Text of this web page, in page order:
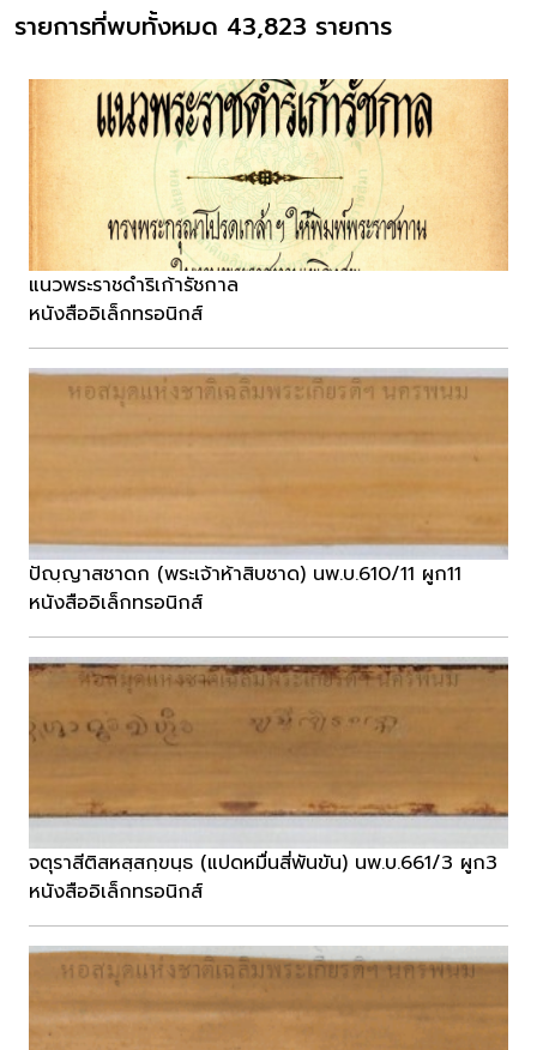
รายการที่พบทั้งหมด 43,823 รายการ
แนวพระราชดำริเก้ารัชกาล
หนังสืออิเล็กทรอนิกส์
ปัญฺญาสชาดก (พระเจ้าห้าสิบชาด) นพ.บ.610/11 ผูก11
หนังสืออิเล็กทรอนิกส์
จตุราสีติสหสฺสกฺขนฺธ (แปดหมื่นสี่พันขัน) นพ.บ.661/3 ผูก3
หนังสืออิเล็กทรอนิกส์